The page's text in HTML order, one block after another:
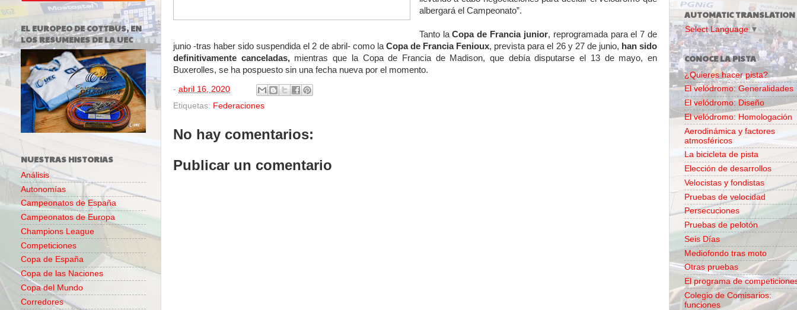
albergará el Campeonato”.
Tanto laCopa de Francia junior, reprogramada para el 7 de
junio -tras haber sido suspendida el 2 de abril- como la Copa de Francia Fenioux, prevista para el 26 y 27 de junio, han sido
definitivamente canceladas,mientras que la Copa de Francia de Madison, que debía disputarse el 13 de mayo, en
Buxerolles, se ha pospuesto sin una fecha nueva por el momento.
- abril 16, 2020
Etiquetas: Federaciones
No hay comentarios:
Publicar un comentario
EL EUROPEO DE COTTBUS, EN
LOS RESUMENES DE LA UEC
NUESTRAS HISTORIAS
Análisis
Autonomías
Campeonatos de España
Campeonatos de Europa
Champions League
Competiciones
Copa de España
Copa de las Naciones
Copa del Mundo
Corredores
AUTOMATIC TRANSLATION
Select Language ▼
CONOCE LA PISTA
¿Quieres hacer pista?
El velódromo: Generalidades
El velódromo: Diseño
El velódromo: Homologación
Aerodinámica y factores
atmosféricos
La bicicleta de pista
Elección de desarrollos
Velocistas y fondistas
Pruebas de velocidad
Persecuciones
Pruebas de pelotón
Seis Días
Mediofondo tras moto
Otras pruebas
El programa de
Colegio de Comisarios:
funciones